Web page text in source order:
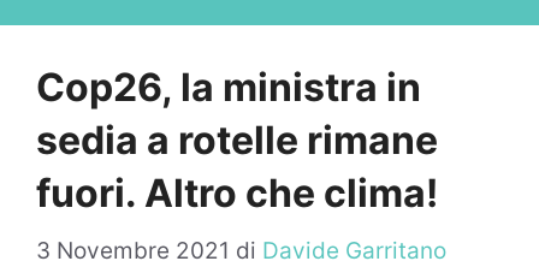
Cop26, la ministra in
sedia a rotelle rimane
fuori. Altro che clima!
3 Novembre 2021 di Davide Garritano